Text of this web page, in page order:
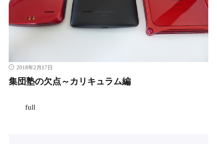
2018年2月17日
集団塾の欠点～カリキュラム編
full